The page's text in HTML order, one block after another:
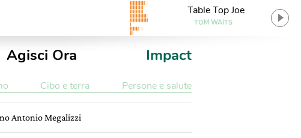
Table Top Joe
TOM WAITS
Agisci Ora Impact
Cibo e terra Persone e salute
Antonio Megalizzi